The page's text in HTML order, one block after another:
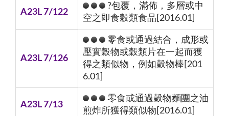
A23L 7/122
?包覆，滿佈，多層或中
空之即食榖類食品[2016.01]
A23L 7/126
零食或通過結合，成形或
壓實穀物或穀類片在一起而獲
得之類似物，例如穀物棒[201
6.01]
A23L 7/13
零食或通過穀物麵團之油
煎炸所獲得類似物[2016.01]